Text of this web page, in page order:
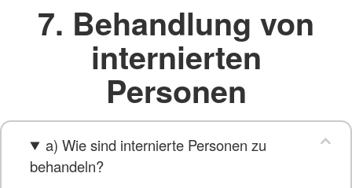
7. Behandlung von
internierten
Personen
a) Wie sind internierte Personen zu
behandeln?